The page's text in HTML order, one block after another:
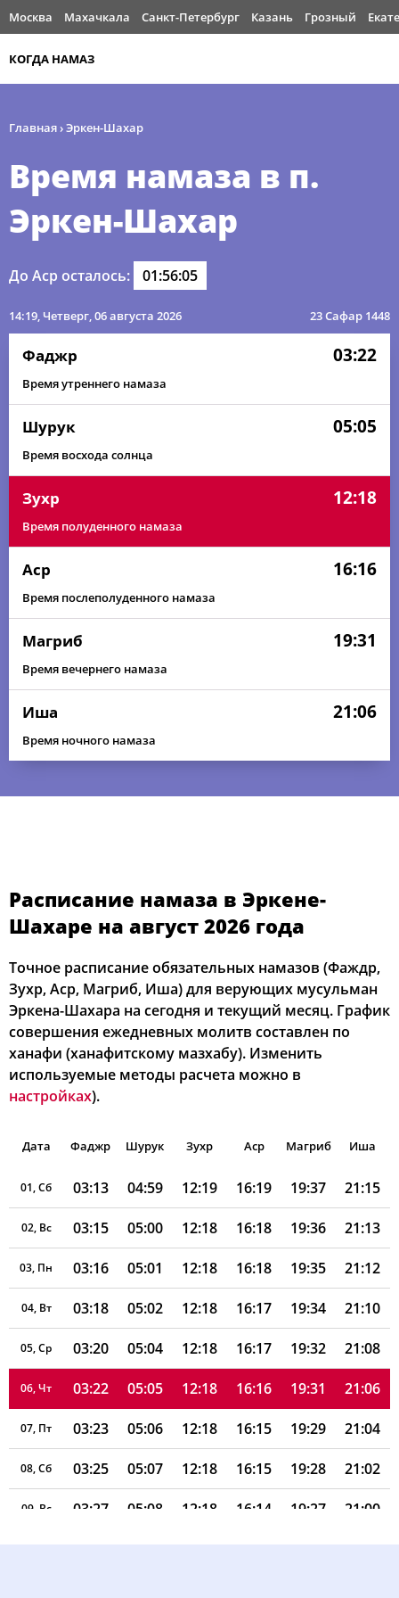
Москва Махачкала Санкт-Петербург Казань Грозный
КОГДА НАМАЗ
Главная›Эркен-Шахар
Время намаза в п.
Эркен-Шахар
До Аср осталось: 01:56:04
14:19, Четверг, 06 августа 2026 23 Сафар 1448
Фаджр 03:22
Время утреннего намаза
Шурук 05:05
Время восхода солнца
Зухр 12:18
Время полуденного намаза
Аср 16:16
Время послеполуденного намаза
Магриб 19:31
Время вечернего намаза
Иша 21:06
Время ночного намаза
Расписание намаза в Эркене-
Шахаре на август 2026 года
Точное расписание обязательных намазов (Фаждр,
Зухр, Аср, Магриб, Иша) для верующих мусульман
Эркена-Шахара на сегодня и текущий месяц. График
совершения ежедневных молитв составлен по
ханафи (ханафитскому мазхабу). Изменить
используемые методы расчета можно в
настройках).
Дата Фаджр Шурук Зухр Аср Магриб Иша
01, Сб 03:13 04:59 12:19 16:19 19:37 21:15
02, Вс 03:15 05:00 12:18 16:18 19:36 21:13
03, Пн 03:16 05:01 12:18 16:18 19:35 21:12
04, Вт 03:18 05:02 12:18 16:17 19:34 21:10
05, Ср 03:20 05:04 12:18 16:17 19:32 21:08
06, Чт 03:22 05:05 12:18 16:16 19:31 21:06
07, Пт 03:23 05:06 12:18 16:15 19:29 21:04
08, Сб 03:25 05:07 12:18 16:15 19:28 21:02
09, Вс 03:27 05:08 12:18 16:14 19:27 21:00
10, Пн 03:28 05:09 12:18 16:13 19:25 20:58